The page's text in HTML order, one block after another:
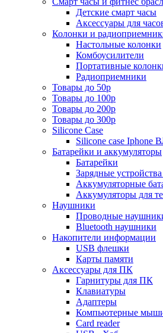
Детские смарт часы
Аксессуары для
Колонки и
Настольные колонки
Комбоусилители
Портативные
Радиоприемники
Товары до 50р
Товары до 100р
Товары до 200р
Товары до 300р
Silicone Case
Silicone case Iphone
Батарейки и аккумуляторы
Батарейки
Зарядные
Аккумуляторные
Аккумуляторы для
Наушники
Проводные
Bluetooth наушники
Накопители информации
USB флешки
Карты памяти
Аксессуары для ПК
Гарнитуры для ПК
Клавиатуры
Адаптеры
Компьютерные
Card reader